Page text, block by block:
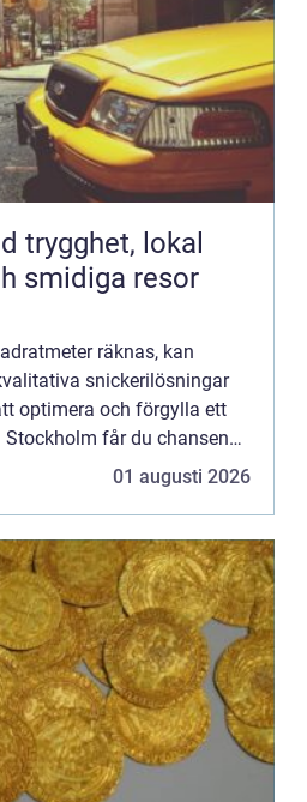
smidiga resor
räknas, kan
snickerilösningar
optimera och förgylla ett
får du chansen
01 augusti 2026